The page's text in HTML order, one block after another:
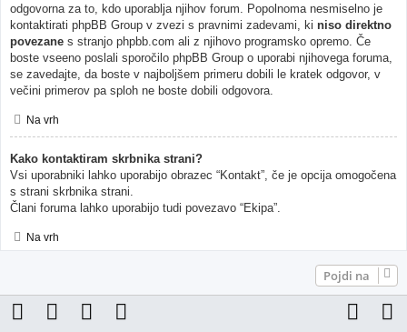
odgovorna za to, kdo uporablja njihov forum. Popolnoma nesmiselno je
kontaktirati phpBB Group v zvezi s pravnimi zadevami, ki niso direktno
povezane s stranjo phpbb.com ali z njihovo programsko opremo. Če
boste vseeno poslali sporočilo phpBB Group o uporabi njihovega foruma,
se zavedajte, da boste v najboljšem primeru dobili le kratek odgovor, v
večini primerov pa sploh ne boste dobili odgovora.
Na vrh
Kako kontaktiram skrbnika strani?
Vsi uporabniki lahko uporabijo obrazec “Kontakt”, če je opcija omogočena
s strani skrbnika strani.
Člani foruma lahko uporabijo tudi povezavo “Ekipa”.
Na vrh
Pojdi na